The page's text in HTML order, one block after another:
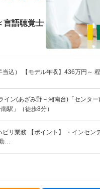
言語聴覚士
込） 【モデル年収】 436万円～
イン(あざみ野－湘南台)「センタ
駅」（徒歩8分）
リ業務 【ポイント】 ・インセン
…